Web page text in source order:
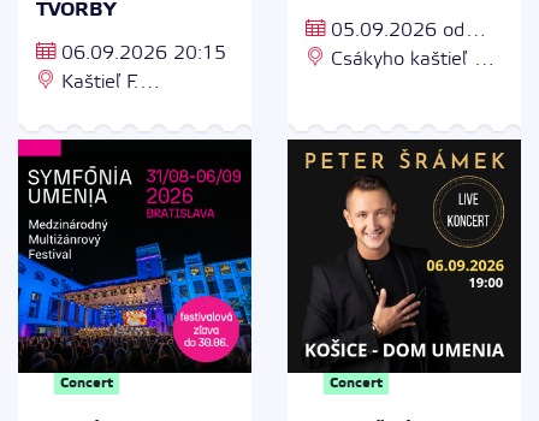
TVORBY
06.09.2026 20:15
Kaštieľ F.
Rakocziho 102/32,
076 32 Borša
05.09.2026 od
10:30 - 18:00
Csákyho kaštieľ v
Concert Concert